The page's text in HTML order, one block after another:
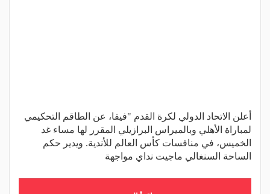
أعلن الاتحاد الدولي لكرة القدم "فيفا، عن الطاقم التحكيمي
لمباراة الأهلي وبالميراس البرازيلي المقرر لها مساء غد
الخميس، في منافسات كأس العالم للأندية. ويدير حكم
الساحة السنغالي ‏ماجيت نداي مواجهة